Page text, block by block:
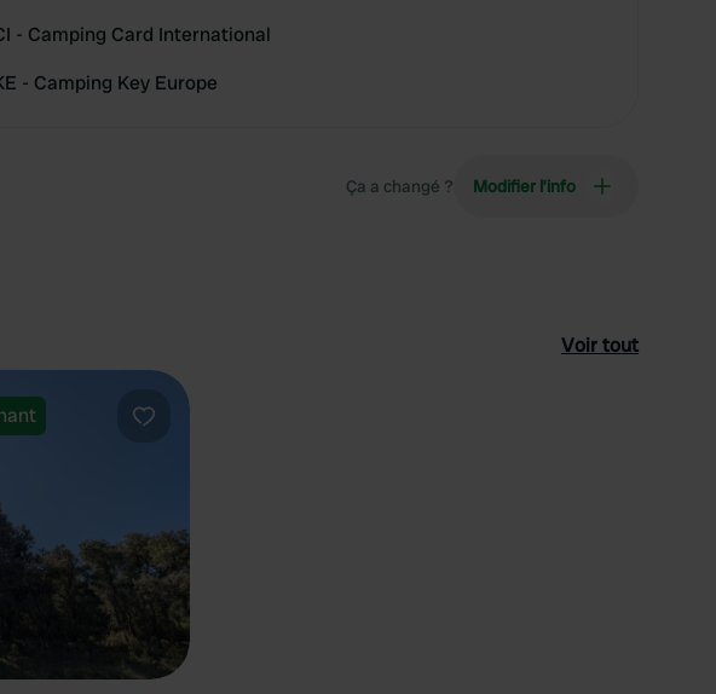
- Camping Card International
- Camping Key Europe
Ça a changé ? Modifier l’info
Voir tout